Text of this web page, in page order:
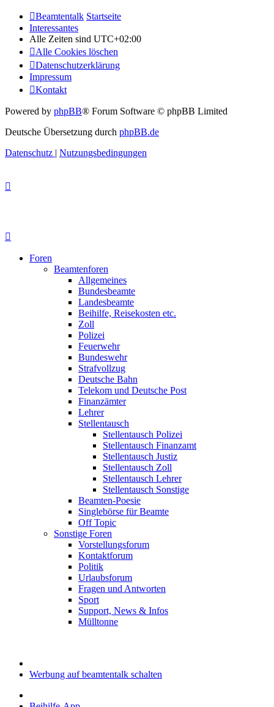
Beamtentalk Startseite
Interessantes
Alle Zeiten sind UTC+02:00
Alle Cookies löschen
Datenschutzerklärung
Impressum
Kontakt
Powered by phpBB® Forum Software © phpBB Limited
Deutsche Übersetzung durch phpBB.de
Datenschutz | Nutzungsbedingungen
Foren
Beamtenforen
Allgemeines
Bundesbeamte
Landesbeamte
Beihilfe, Reisekosten etc.
Zoll
Polizei
Feuerwehr
Bundeswehr
Strafvollzug
Deutsche Bahn
Telekom und Deutsche Post
Finanzämter
Lehrer
Stellentausch
Stellentausch Polizei
Stellentausch Finanzamt
Stellentausch Justiz
Stellentausch Zoll
Stellentausch Lehrer
Stellentausch Sonstige
Beamten-Poesie
Singlebörse für Beamte
Off Topic
Sonstige Foren
Vorstellungsforum
Kontaktforum
Politik
Urlaubsforum
Fragen und Antworten
Sport
Support, News & Infos
Mülltonne
Werbung auf beamtentalk schalten